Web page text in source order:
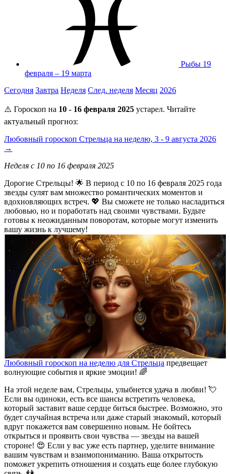
Рыбы 19
февраля – 19 марта
Сегодня Завтра Неделя След. неделя Месяц 2026
⚠️ Гороскоп на 10 - 16 февраля 2025 устарел. Читайте
актуальный прогноз:
Любовный гороскоп Стрельца на неделю, 3 - 9 августа 2026
→
Неделя с 10 по 16 февраля 2025
Дорогие Стрельцы! 🌟 В период с 10 по 16 февраля 2025 года
звезды сулят вам множество романтических моментов и
вдохновляющих встреч. 💖 Вы сможете не только насладиться
любовью, но и поработать над своими чувствами. Будьте
готовы к неожиданным поворотам, которые могут изменить
вашу жизнь к лучшему!
Любовный гороскоп на неделю для Стрельца предвещает
волнующие события и яркие эмоции! 🌈
На этой неделе вам, Стрельцы, улыбнется удача в любви! 💘
Если вы одиноки, есть все шансы встретить человека,
который заставит ваше сердце биться быстрее. Возможно, это
будет случайная встреча или даже старый знакомый, который
вдруг покажется вам совершенно новым. Не бойтесь
открыться и проявить свои чувства — звезды на вашей
стороне! 😍 Если у вас уже есть партнер, уделите внимание
вашим чувствам и взаимопониманию. Ваша открытость
поможет укрепить отношения и создать еще более глубокую